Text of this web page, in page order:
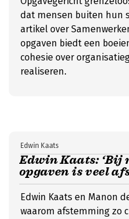
dat mensen buiten hun
artikel over
opgaven biedt een
cohesie over
realiseren.
Edwin Kaats:
opgaven is veel
Edwin Kaats
Edwin Kaats en Manon
waarom afstemming zo